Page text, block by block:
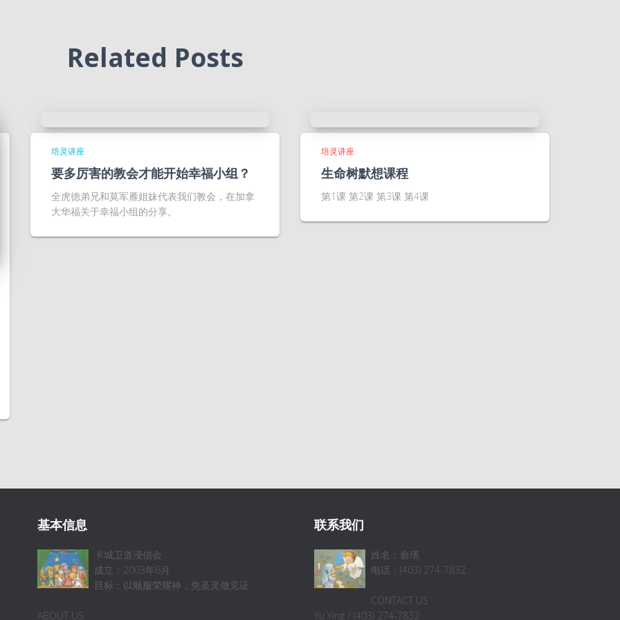
Related Posts
培灵讲座
要多厉害的教会才能开始幸福小组？
​全虎德弟兄和莫军雁姐妹代表我们教会，在加拿
大华福关于幸福小组的分享。
培灵讲座
生命树默想课程
第1课 第2课 第3课 第4课
基本信息
卡城卫道浸信会
成立：2003年6月
目标：以顺服荣耀神，凭圣灵做见证
ABOUT US
联系我们
姓名：俞瑛
电话：(403) 274-7832
CONTACT US
Yu Ying / (403) 274-7832